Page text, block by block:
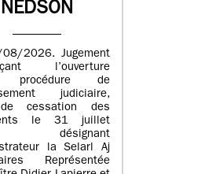
NEDSON
2026. Jugement
l’ouverture
procédure de
judiciaire,
cessation des
le 31 juillet
désignant
la Selarl Aj
Représentée